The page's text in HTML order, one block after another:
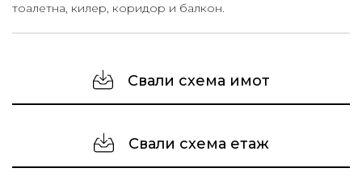
тоалетна, килер, коридор и балкон.
Свали схема имот
Свали схема етаж